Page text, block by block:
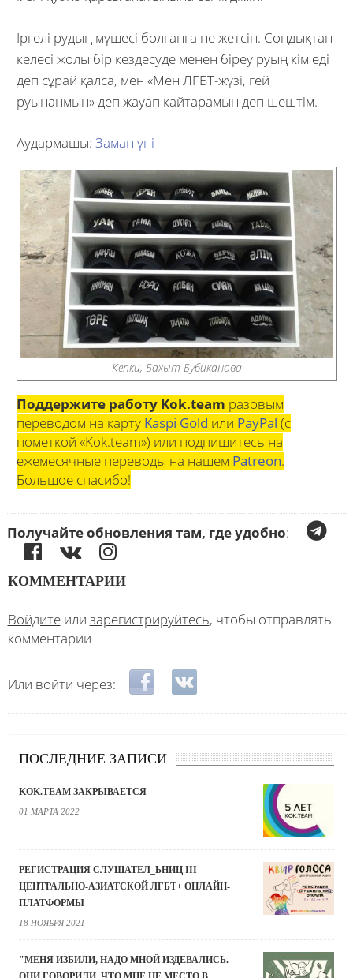
Іргелі рудың мүшесі болғанға не жетсін. Сондықтан
келесі жолы бір кездесуде менен біреу руың кім еді
деп сұрай қалса, мен «Мен ЛГБТ-жүзі, гей
руынанмын» деп жауап қайтарамын деп шештім.
Аудармашы: Заман үні
Кепки, Бахыт Бубиканова
Поддержите работу Kok.team разовым
переводом на карту Kaspi Gold или PayPal (с
пометкой «Kok.team») или подпишитесь на
ежемесячные переводы на нашем Patreon.
Большое спасибо!
Получайте обновления там, где удобно:
КОММЕНТАРИИ
Войдитеили зарегистрируйтесь, чтобы отправлять
комментарии
Или войти через: Login with Facebook
Login with ВКонтакте
ПОСЛЕДНИЕ ЗАПИСИ
KOK.TEAM ЗАКРЫВАЕТСЯ
01 МАРТА 2022
РЕГИСТРАЦИЯ СЛУШАТЕЛ_ЬНИЦ III
ЦЕНТРАЛЬНО-АЗИАТСКОЙ ЛГБТ+ ОНЛАЙН-
ПЛАТФОРМЫ
18 НОЯБРЯ 2021
"МЕНЯ ИЗБИЛИ, НАДО МНОЙ ИЗДЕВАЛИСЬ.